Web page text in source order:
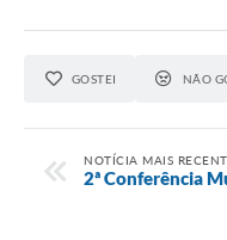
GOSTEI NÃO
NOTÍCIA MAIS
2ª Conferência